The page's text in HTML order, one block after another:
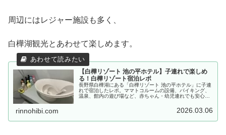
周辺にはレジャー施設も多く、
白樺湖観光とあわせて楽しめます。
【白樺リゾート 池の平ホテル】子連れで楽しめ
る！白樺リゾート宿泊レポ
長野県白樺湖にある「白樺リゾート 池の平ホテル」に子連
れで宿泊したレポ。ママトコルームの設備、バイキング、
温泉、館内の遊び場など、赤ちゃん・幼児連れでも安心し
rinnohibi.com 2026.03.06